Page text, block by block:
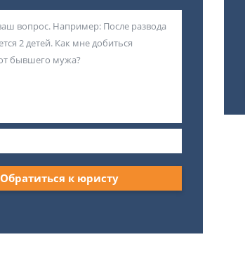
Обратиться к юристу